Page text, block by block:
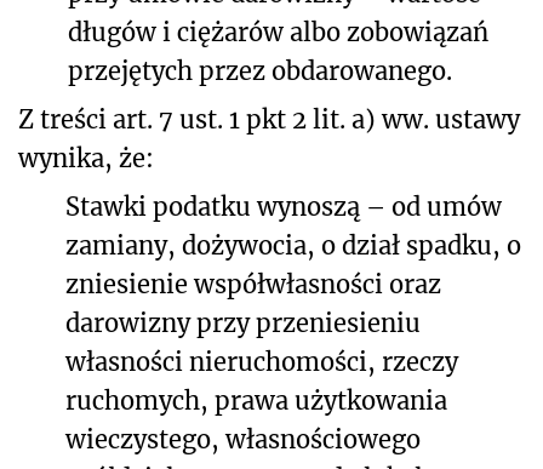
długów i ciężarów albo zobowiązań
przejętych przez obdarowanego.
Z treści art. 7 ust. 1 pkt 2 lit. a) ww. ustawy
wynika, że:
Stawki podatku wynoszą – od umów
zamiany, dożywocia, o dział spadku, o
zniesienie współwłasności oraz
darowizny przy przeniesieniu
własności nieruchomości, rzeczy
ruchomych, prawa użytkowania
wieczystego, własnościowego